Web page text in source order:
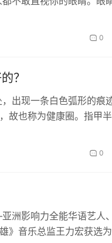
0
？
出现一条白色弧形的痕迹
故也称为健康圈。指甲半
0
洲影响力全能华语艺人
》音乐总监王力宏获选为